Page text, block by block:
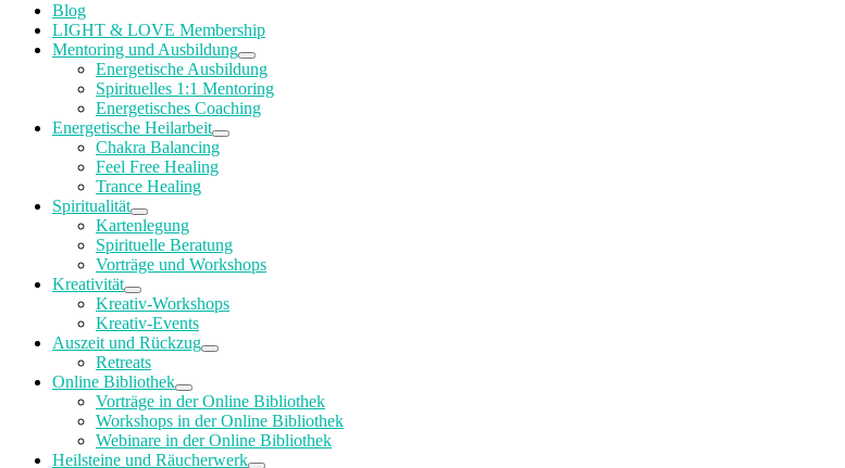
Blog
LIGHT & LOVE Membership
Mentoring und Ausbildung
Energetische Ausbildung
Spirituelles 1:1 Mentoring
Energetisches Coaching
Energetische Heilarbeit
Chakra Balancing
Feel Free Healing
Trance Healing
Spiritualität
Kartenlegung
Spirituelle Beratung
Vorträge und Workshops
Kreativität
Kreativ-Workshops
Kreativ-Events
Auszeit und Rückzug
Retreats
Online Bibliothek
Vorträge in der Online Bibliothek
Workshops in der Online Bibliothek
Webinare in der Online Bibliothek
Heilsteine und Räucherwerk